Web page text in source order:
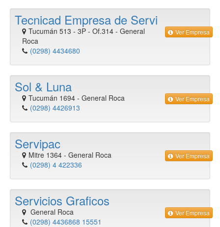
Tecnicad Empresa de Servi
Tucumán 513 - 3P - Of.314 - General
Roca
(0298) 4434680
Ver Empresa
Sol & Luna
Tucumán 1694 - General Roca
(0298) 4426913
Ver Empresa
Servipac
Mitre 1364 - General Roca
(0298) 4 422336
Ver Empresa
Servicios Graficos
General Roca
(0298) 4436868 15551
Ver Empresa